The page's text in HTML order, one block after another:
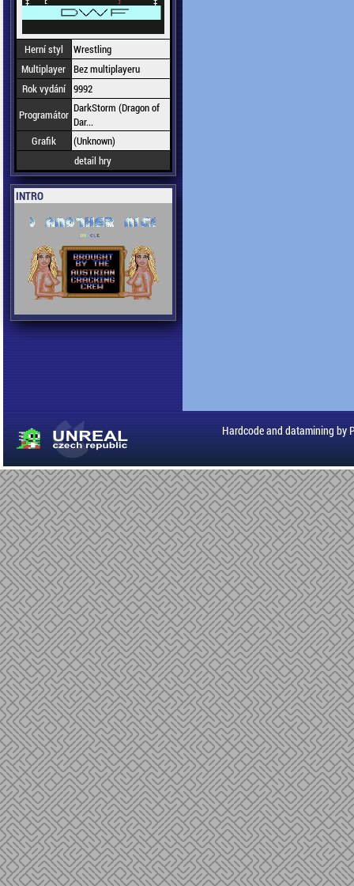
Herní styl
Wrestling
Multiplayer Bez multiplayeru
Rok vydání 9992
Programátor DarkStorm (Dragon of
Dar...
Grafik
(Unknown)
detail hry
INTRO
Hardcode and datamining by